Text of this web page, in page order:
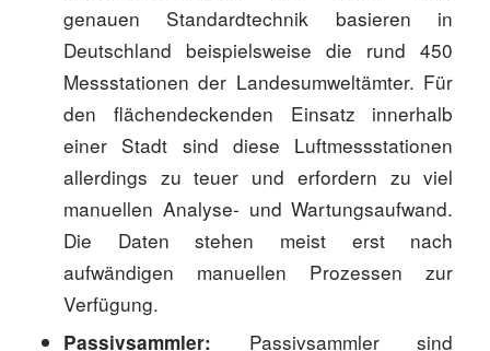
genauen Standardtechnik basieren in
Deutschland beispielsweise die rund 450
Messstationen der Landesumweltämter. Für
den flächendeckenden Einsatz innerhalb
einer Stadt sind diese Luftmessstationen
allerdings zu teuer und erfordern zu viel
manuellen Analyse- und Wartungsaufwand.
Die Daten stehen meist erst nach
aufwändigen manuellen Prozessen zur
Verfügung.
Passivsammler: Passivsammler sind